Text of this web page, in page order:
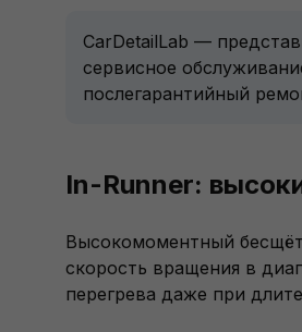
CarDetailLab —
сервисное
послегарантийный
In-Runner:
Высокомоментный
скорость вращения в
перегрева даже при